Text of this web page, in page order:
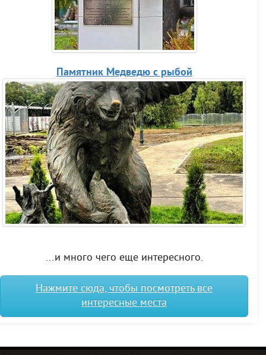
Памятник Медведю с рыбой
...и много чего еще интересного.
Нажмите сюда, чтобы посмотреть все
интересные места